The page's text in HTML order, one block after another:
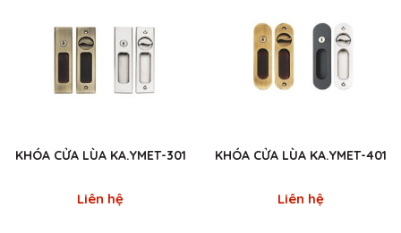
KHÓA CỬA LÙA KA.YMET-301
Liên hệ
KHÓA CỬA LÙA KA.YMET-401
Liên hệ